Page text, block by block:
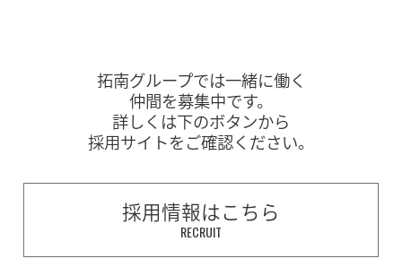
拓南グループでは一緒に働く
仲間を募集中です。
詳しくは下のボタンから
採用サイトをご確認ください。
採用情報はこちら
RECRUIT